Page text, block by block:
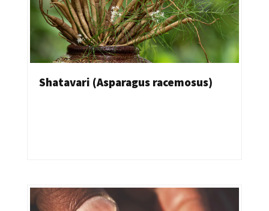
Shatavari (Asparagus racemosus)